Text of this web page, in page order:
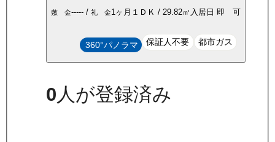
敷 金----- /礼 金1ヶ月 １ＤＫ / 29.82㎡ 入居日 即 可
360°パノラマ 保証人不要 都市ガス
0 人が登録済み